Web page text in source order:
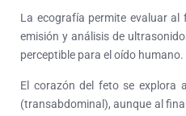
La ecografía permite evaluar al
emisión y análisis de
perceptible para el oído humano.
El corazón del feto se explora
(transabdominal), aunque al